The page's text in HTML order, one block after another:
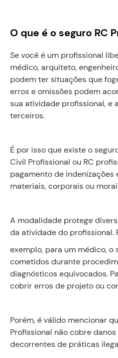
O que é o seguro RC
Se você é um profissional
médico, arquiteto,
podem ter situações que
erros e omissões podem
sua atividade profissional, e
terceiros.
É por isso que existe o
Civil Profissional ou RC
pagamento de indenizações
materiais, corporais ou
A modalidade protege
da atividade do profissional.
exemplo, para um médico,
cometidos durante
diagnósticos equivocados.
cobrir erros de projeto ou
Porém, é válido mencionar
Profissional não cobre
decorrentes de práticas